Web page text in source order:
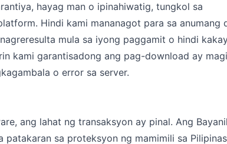
hayag man o ipinahiwatig, tungkol sa
Hindi kami mananagot para sa anumang
mula sa iyong paggamit o hindi
kami garantisadong ang pag-download ay
o error sa server.
ang lahat ng transaksyon ay pinal. Ang
patakaran sa proteksyon ng mamimili sa